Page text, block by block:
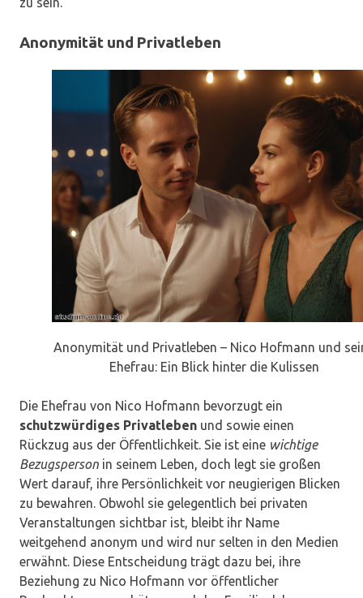
Anonymität und Privatleben
Anonymität und Privatleben – Nico Hofmann und
Ehefrau: Ein Blick hinter die Kulissen
Die Ehefrau von Nico Hofmann bevorzugt ein
schutzwürdiges Privatleben und sowie einen
Rückzug aus der Öffentlichkeit. Sie ist eine wichtige
Bezugsperson in seinem Leben, doch legt sie großen
Wert darauf, ihre Persönlichkeit vor neugierigen Blicken
zu bewahren. Obwohl sie gelegentlich bei privaten
Veranstaltungen sichtbar ist, bleibt ihr Name
weitgehend anonym und wird nur selten in den Medien
erwähnt. Diese Entscheidung trägt dazu bei, ihre
Beziehung zu Nico Hofmann vor öffentlicher